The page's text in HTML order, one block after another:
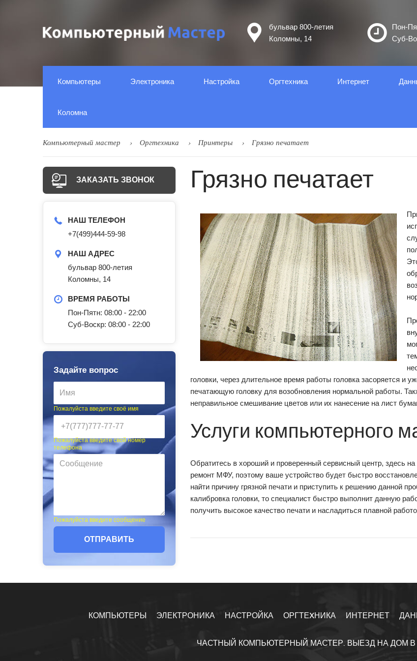
бульвар 800-летия
Коломны, 14
Пон-
Суб-
Компьютеры Электроника Настройка Оргтеxника Интернет
Коломна
Компьютерный мастер Оргтехника Принтеры Грязно печатает
ЗАКАЗАТЬ ЗВОНОК
НАШ ТЕЛЕФОН
+7(499)444-59-98
НАШ АДРЕС
бульвар 800-летия
Коломны, 14
ВРЕМЯ РАБОТЫ
Пон-Пятн: 08:00 - 22:00
Суб-Воскр: 08:00 - 22:00
Задайте вопрос
Пожалуйста введите своё имя
Пожалуйста введите свой номер
телефона
Пожалуйста введите сообщение
ОТПРАВИТЬ
Грязно печатает
головки, через длительное время работы головка засоряется и
печатающую головку для возобновления нормальной работы.
неправильное смешивание цветов или их нанесение на лист
Услуги компьютерного
Обратитесь в хороший и проверенный сервисный центр, здесь
ремонт МФУ, поэтому ваше устройство будет быстро
найти причину грязной печати и приступить к решению данной
калибровка головки, то специалист быстро выполнит данную
получить высокое качество печати и насладиться плавной
КОМПЬЮТЕРЫ ЭЛЕКТРОНИКА НАСТРОЙКА ОРГТЕXНИКА ИНТЕРНЕТ
ЧАСТНЫЙ КОМПЬЮТЕРНЫЙ МАСТЕР. ВЫЕЗД НА ДОМ В